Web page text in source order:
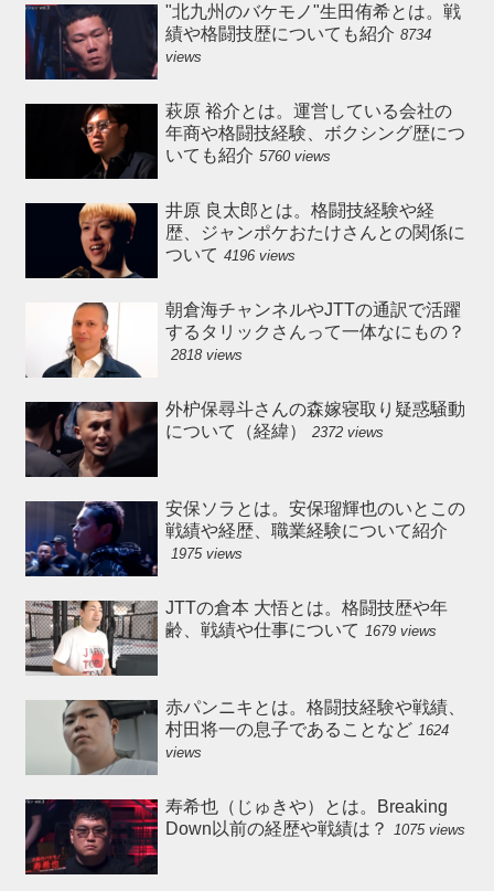
"北九州のバケモノ"生田侑希とは。戦
績や格闘技歴についても紹介 8734
views
萩原 裕介とは。運営している会社の
年商や格闘技経験、ボクシング歴につ
いても紹介 5760 views
井原 良太郎とは。格闘技経験や経
歴、ジャンポケおたけさんとの関係に
ついて 4196 views
朝倉海チャンネルやJTTの通訳で活躍
するタリックさんって一体なにもの？
2818 views
外枦保尋斗さんの森嫁寝取り疑惑騒動
について（経緯）
2372 views
安保ソラとは。安保瑠輝也のいとこの
戦績や経歴、職業経験について紹介
1975 views
JTTの倉本 大悟とは。格闘技歴や年
齢、戦績や仕事について 1679 views
赤パンニキとは。格闘技経験や戦績、
村田将一の息子であることなど 1624
views
寿希也（じゅきや）とは。Breaking
Down以前の経歴や戦績は？
1075 views